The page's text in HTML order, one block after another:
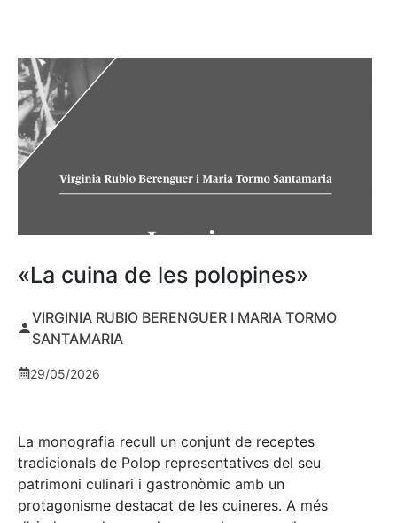
«La cuina de les polopines»
VIRGINIA RUBIO BERENGUER I MARIA TORMO
SANTAMARIA
29/05/2026
La monografia recull un conjunt de receptes
tradicionals de Polop representatives del seu
patrimoni culinari i gastronòmic amb un
protagonisme destacat de les cuineres. A més